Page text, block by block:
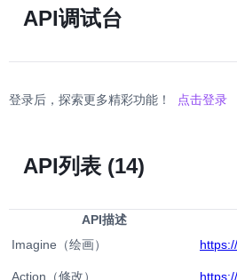
API调试台
登录后，探索更多精彩功能！ 点击登录
API列表 (14)
API描述
Imagine（绘画）
Action（修改）